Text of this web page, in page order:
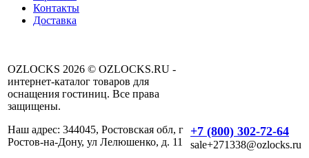
Контакты
Доставка
OZLOCKS 2026 © OZLOCKS.RU -
интернет-каталог товаров для
оснащения гостиниц. Все права
защищены.
Наш адрес: 344045, Ростовская обл, г
Ростов-на-Дону, ул Лелюшенко, д. 11
+7 (800) 302-72-64
sale+271338@ozlocks.ru